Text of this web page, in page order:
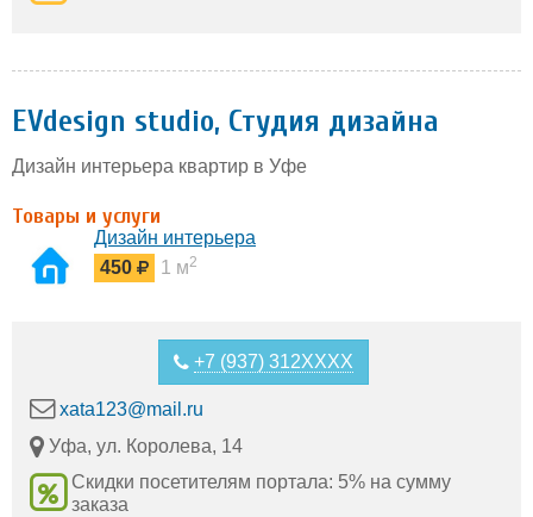
EVdesign studio, Студия дизайна
Дизайн интерьера квартир в Уфе
Товары и услуги
Дизайн интерьера
450
1 м2
+7 (937) 312XXXX
xata123@mail.ru
Уфа, ул. Королева, 14
Скидки посетителям портала: 5% на сумму
заказа